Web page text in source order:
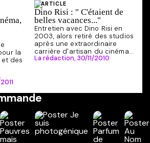
la
et des
ARTICLE
Dino Risi : " C'étaient de
belles vacances..."
Entretien avec Dino Risi en
2003, alors retiré des studios
après une extraordinaire
carrière d'artisan du cinéma...
La rédaction,30/11/2010